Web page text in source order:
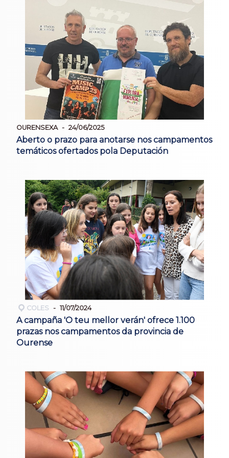
OURENSEXA 24/06/2025
Aberto o prazo para anotarse nos campamentos
temáticos ofertados pola Deputación
COLES 11/07/2024
A campaña 'O teu mellor verán' ofrece 1.100
prazas nos campamentos da provincia de
Ourense